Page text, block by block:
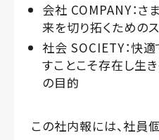
会社 COMPANY：さ
来を切り拓くための
社会 SOCIETY：快
すことこそ存在し生
の目的
この社内報には、社員